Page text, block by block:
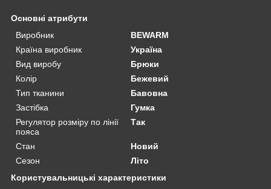
Основні атрибути
Виробник
BEWARM
Країна виробник
Україна
Вид виробу
Брюки
Колір
Бежевий
Тип тканини
Бавовна
Застібка
Гумка
Регулятор розміру по лінії
пояса
Так
Стан
Новий
Сезон
Літо
Користувальницькі характеристики